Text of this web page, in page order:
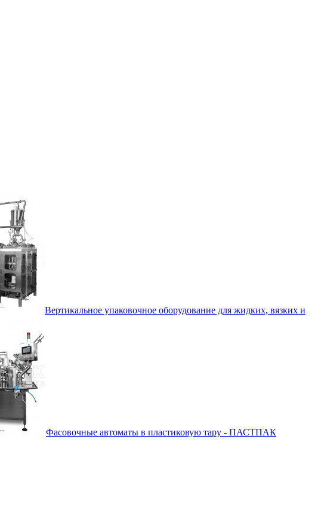
Вертикальное упаковочное оборудование для жидких, вязких и
Фасовочные автоматы в пластиковую тару - ПАСТПАК